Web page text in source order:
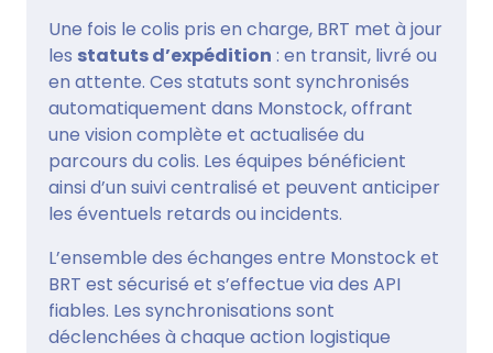
Une fois le colis pris en charge, BRT met à jour
les statuts d’expédition : en transit, livré ou
en attente. Ces statuts sont synchronisés
automatiquement dans Monstock, offrant
une vision complète et actualisée du
parcours du colis. Les équipes bénéficient
ainsi d’un suivi centralisé et peuvent anticiper
les éventuels retards ou incidents.
L’ensemble des échanges entre Monstock et
BRT est sécurisé et s’effectue via des API
fiables. Les synchronisations sont
déclenchées à chaque action logistique